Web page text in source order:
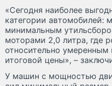
«Сегодня наиболее
категории автомобилей:
минимальным
моторами 2,0 литра, где
относительно
итоговой цены», –
У машин с мощностью